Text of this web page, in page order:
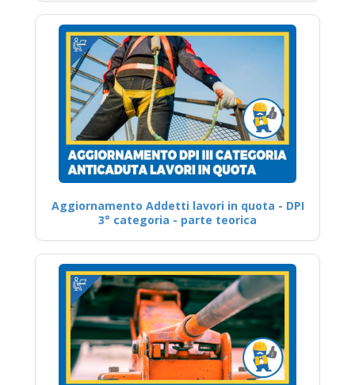
Aggiornamento Addetti lavori in quota - DPI
3° categoria - parte teorica